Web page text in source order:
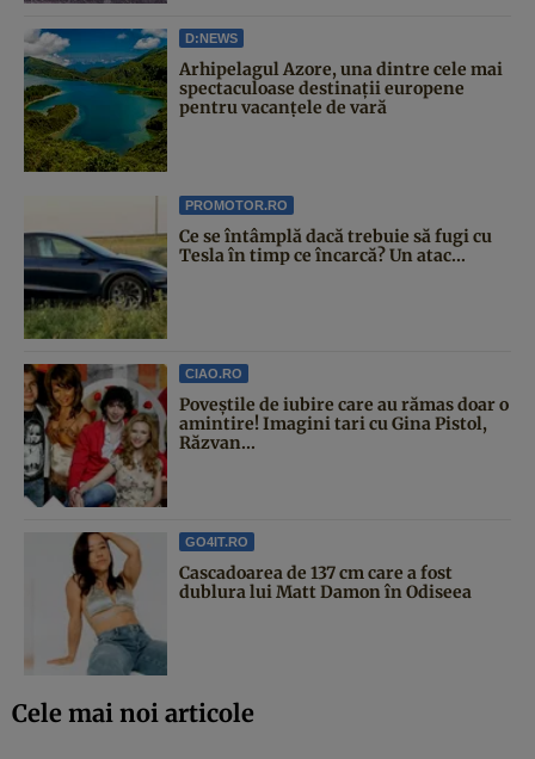
D:NEWS
Arhipelagul Azore, una dintre cele mai
spectaculoase destinații europene
pentru vacanțele de vară
PROMOTOR.RO
Ce se întâmplă dacă trebuie să fugi cu
Tesla în timp ce încarcă? Un atac...
CIAO.RO
Poveştile de iubire care au rămas doar o
amintire! Imagini tari cu Gina Pistol,
Răzvan...
GO4IT.RO
Cascadoarea de 137 cm care a fost
dublura lui Matt Damon în Odiseea
Cele mai noi articole